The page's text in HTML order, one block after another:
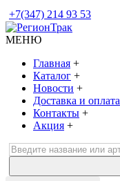
+7(347) 214 93 53
МЕНЮ
Главная +
Каталог +
Новости +
Доставка и оплата
Контакты +
Акция +